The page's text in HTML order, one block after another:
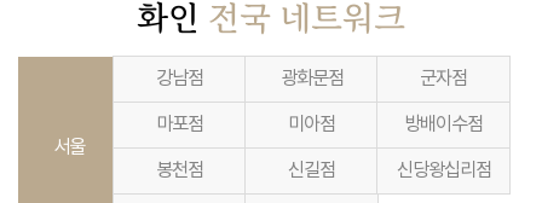
화인 전국 네트워크
서울
강남점 광화문점 군자점
마포점 미아점 방배이수점
봉천점 신길점 신당왕십리점